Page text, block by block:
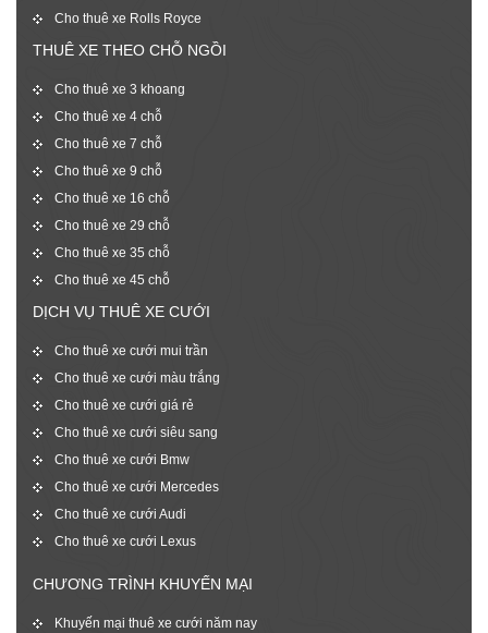
Cho thuê xe Rolls Royce
THUÊ XE THEO CHỖ NGỒI
Cho thuê xe 3 khoang
Cho thuê xe 4 chỗ
Cho thuê xe 7 chỗ
Cho thuê xe 9 chỗ
Cho thuê xe 16 chỗ
Cho thuê xe 29 chỗ
Cho thuê xe 35 chỗ
Cho thuê xe 45 chỗ
DỊCH VỤ THUÊ XE CƯỚI
Cho thuê xe cưới mui trần
Cho thuê xe cưới màu trắng
Cho thuê xe cưới giá rẻ
Cho thuê xe cưới siêu sang
Cho thuê xe cưới Bmw
Cho thuê xe cưới Mercedes
Cho thuê xe cưới Audi
Cho thuê xe cưới Lexus
CHƯƠNG TRÌNH KHUYẾN MẠI
Khuyến mại thuê xe cưới năm nay